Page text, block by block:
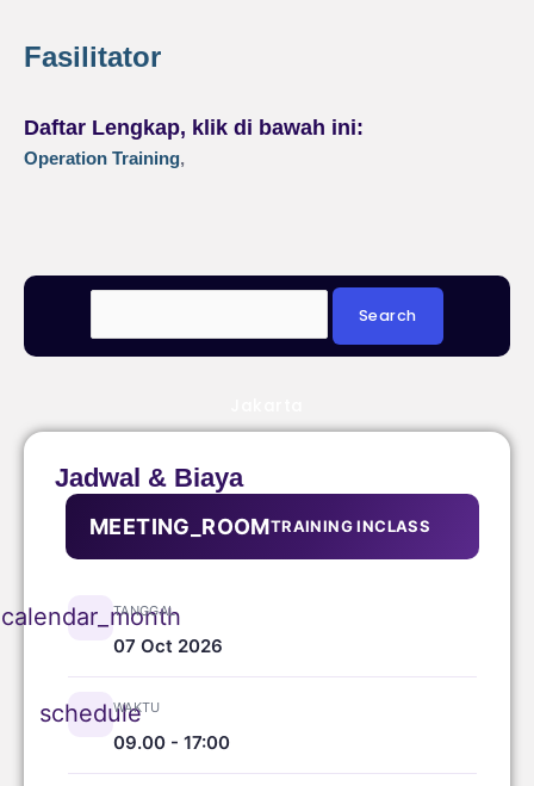
Fasilitator
Daftar Lengkap, klik di bawah ini:
Operation Training,
Jadwal & Biaya
MEETING_ROOMTRAINING INCLASS
calendar_month
TANGGAL
07 Oct 2026
schedule
WAKTU
09.00 - 17:00